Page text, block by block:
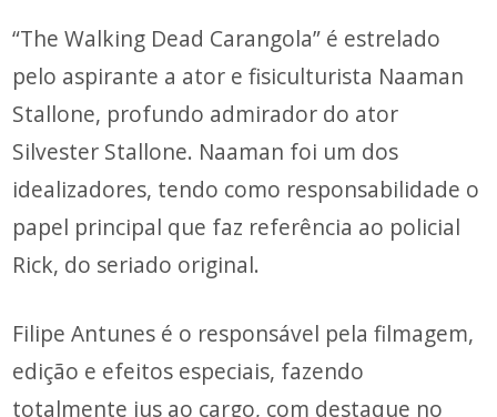
“The Walking Dead Carangola” é estrelado
pelo aspirante a ator e fisiculturista Naaman
Stallone, profundo admirador do ator
Silvester Stallone. Naaman foi um dos
idealizadores, tendo como responsabilidade o
papel principal que faz referência ao policial
Rick, do seriado original.
Filipe Antunes é o responsável pela filmagem,
edição e efeitos especiais, fazendo
totalmente jus ao cargo, com destaque no